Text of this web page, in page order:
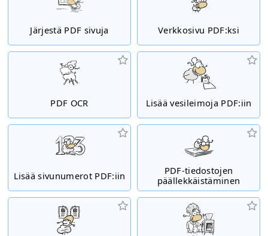
Järjestä PDF sivuja Verkkosivu PDF:ksi
PDF OCR Lisää vesileimoja PDF:iin
Lisää sivunumerot PDF:iin
PDF-tiedostojen
päällekkäistäminen